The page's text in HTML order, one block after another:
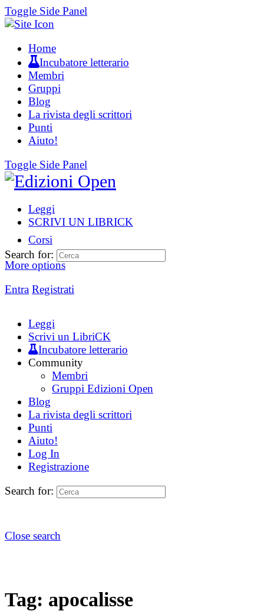
Toggle Side Panel
Home
Incubatore letterario
Membri
Gruppi
Blog
La rivista degli scrittori
Punti
Aiuto!
Toggle Side Panel
Leggi
SCRIVI UN LIBRICK
Corsi
More options
Entra Registrati
Search for:
Leggi
Scrivi un LibriCK
Incubatore letterario
Community
Membri
Gruppi Edizioni Open
Blog
La rivista degli scrittori
Punti
Aiuto!
Log In
Registrazione
Search for:
Close search
Tag: apocalisse